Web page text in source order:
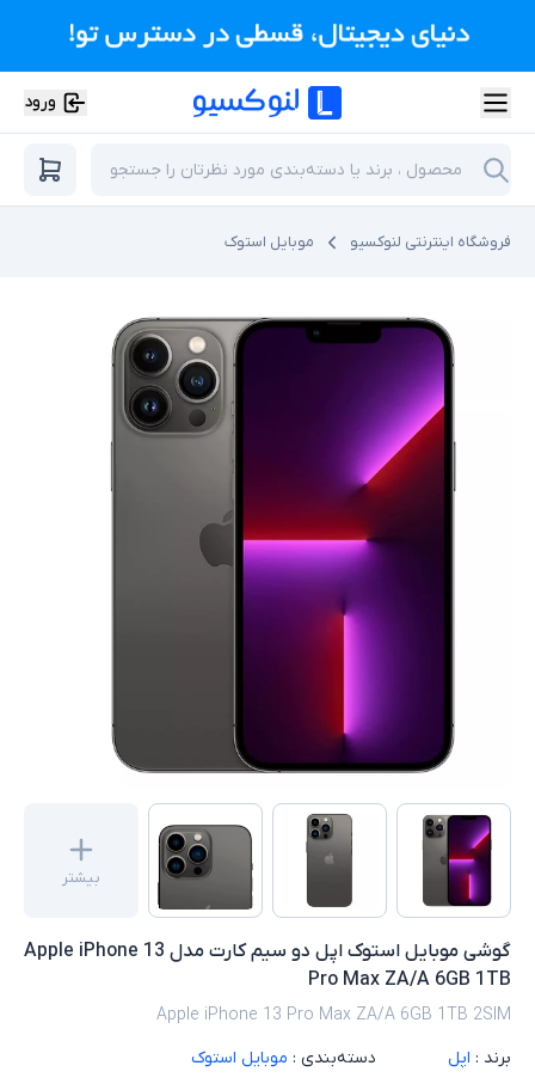
ورود
فروشگاه اینترنتی لنوکسیو موبایل استوک
بیشتر
گوشی موبایل استوک اپل دو سیم کارت مدل Apple iPhone 13
Pro Max ZA/A 6GB 1TB
Apple iPhone 13 Pro Max ZA/A 6GB 1TB 2SIM
برند : اپل دسته‌بندی : موبایل استوک